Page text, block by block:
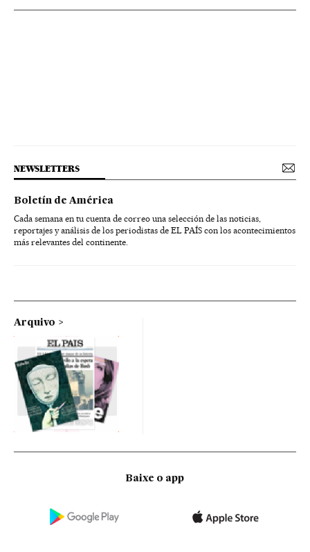
NEWSLETTERS
Boletín de América
Cada semana en tu cuenta de correo una selección de las noticias,
reportajes y análisis de los periodistas de EL PAÍS con los acontecimientos
más relevantes del continente.
Arquivo
Baixe o app